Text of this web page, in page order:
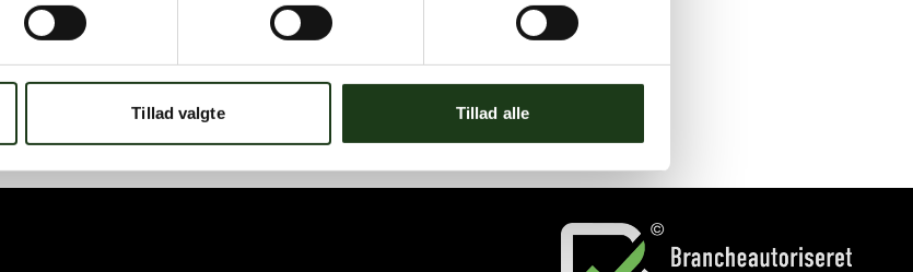
Tillad valgte Tillad alle
Har du brug for hjælp?
til at kontakte os, hvis du har spørgsmål eller brug for assistance.
Find nærmeste afdeling